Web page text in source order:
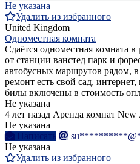
Не указана
Удалить из избранного
United Kingdom
Одноместная комната
Сдаётся одноместная комната
от станции ванстед парк и
автобусных маршрутов рядом,
ремонт есть свой сад,
билы включены в стоимость
Не указана
4 лет назад Аренда комнат New
Не указана
Написать
Не указана
Удалить из избранного